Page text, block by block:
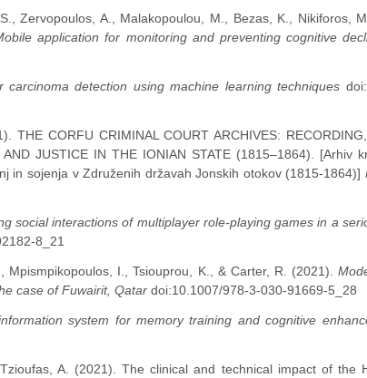
Zervopoulos, A., Malakopoulou, M., Bezas, K., Nikiforos,
application for monitoring and preventing cognitive
carcinoma detection using machine learning techniques
THE CORFU CRIMINAL COURT ARCHIVES:
JUSTICE IN THE IONIAN STATE (1815–1864). [Arhiv
in sojenja v Združenih državah Jonskih otokov (1815-1864)]
social interactions of multiplayer role-playing games in a
8_21
Mpismpikopoulos, I., Tsiouprou, K., & Carter, R. (2021).
case of Fuwairit, Qatar doi:10.1007/978-3-030-91669-5_28
system for memory training and cognitive
A. (2021). The clinical and technical impact of the